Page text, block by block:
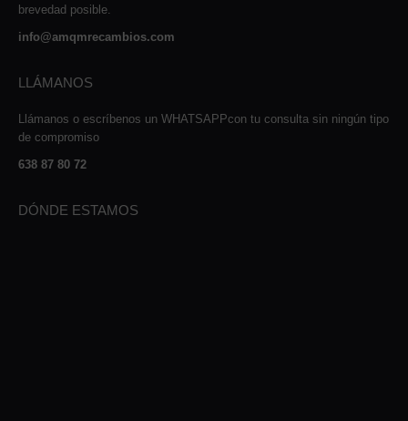
brevedad posible.
info@amqmrecambios.com
LLÁMANOS
Llámanos o escríbenos un WHATSAPPcon tu consulta sin ningún tipo
de compromiso
638 87 80 72
DÓNDE ESTAMOS